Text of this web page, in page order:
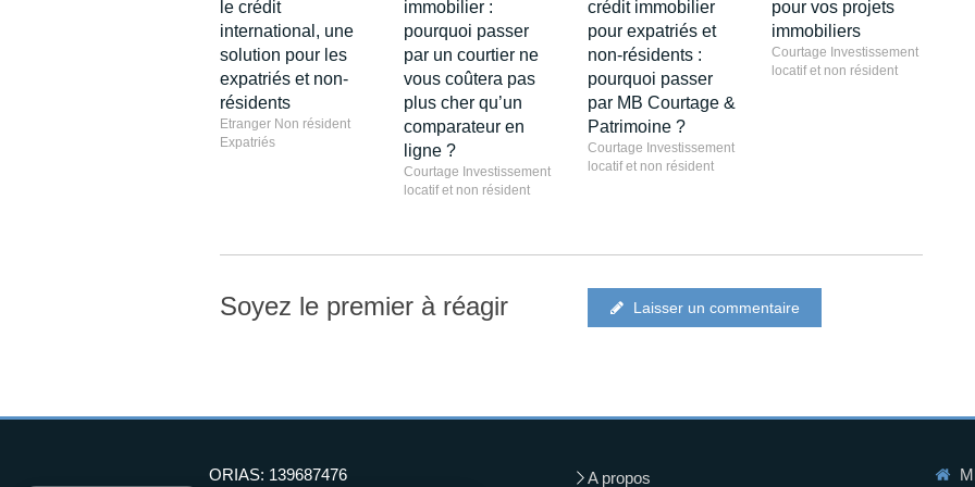
le crédit
international, une
solution pour les
expatriés et non-
résidents
Etranger Non résident
Expatriés
immobilier :
pourquoi passer
par un courtier ne
vous coûtera pas
plus cher qu’un
comparateur en
ligne ?
Courtage Investissement
locatif et non résident
crédit immobilier
pour expatriés et
non-résidents :
pourquoi passer
par MB Courtage &
Patrimoine ?
Courtage Investissement
locatif et non résident
pour vos projets
immobiliers
Courtage Investissement
locatif et non résident
Soyez le premier à réagir Laisser un commentaire
ORIAS: 139687476 A propos